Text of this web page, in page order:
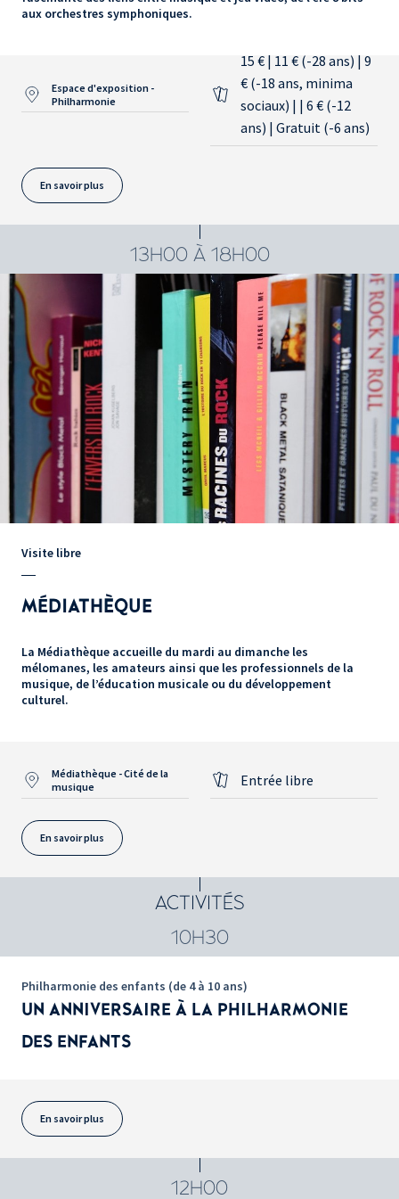
aux orchestres symphoniques.
Espace d'exposition -
Philharmonie
15 € | 11 € (-28 ans) | 9
€ (-18 ans, minima
sociaux) | | 6 € (-12
ans) | Gratuit (-6 ans)
En savoir plus
13H00 À 18H00
Visite libre
MÉDIATHÈQUE
La Médiathèque accueille du mardi au dimanche les
mélomanes, les amateurs ainsi que les professionnels de la
musique, de l’éducation musicale ou du développement
culturel.
Médiathèque - Cité de la
musique
Entrée libre
En savoir plus
ACTIVITÉS
10H30
Philharmonie des enfants (de 4 à 10 ans)
UN ANNIVERSAIRE À LA PHILHARMONIE
DES ENFANTS
En savoir plus
12H00